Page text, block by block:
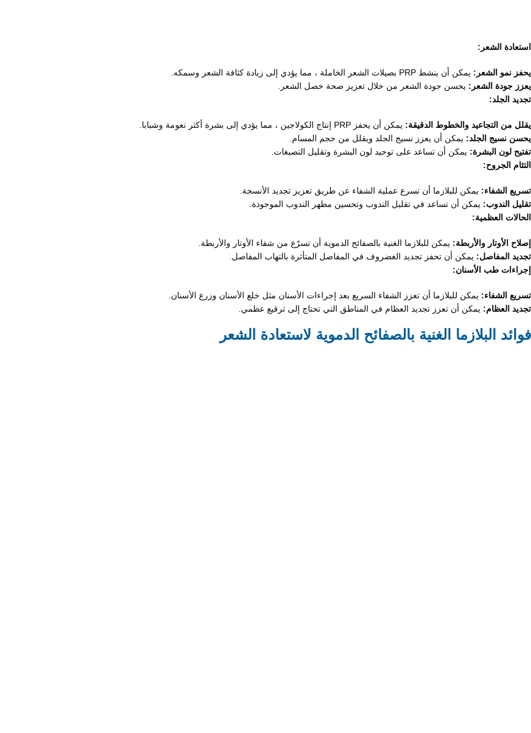
استعادة الشعر:
يحفز نمو الشعر: يمكن أن ينشط PRP بصيلات الشعر الخاملة ، مما يؤدي إلى زيادة كثافة الشعر وسمكه.
يعزز جودة الشعر: يحسن جودة الشعر من خلال تعزيز صحة خصل الشعر.
تجديد الجلد:
يقلل من التجاعيد والخطوط الدقيقة: يمكن أن يحفز PRP إنتاج الكولاجين ، مما يؤدي إلى بشرة أكثر نعومة وشبابا.
يحسن نسيج الجلد: يمكن أن يعزز نسيج الجلد ويقلل من حجم المسام.
تفتيح لون البشرة: يمكن أن تساعد على توحيد لون البشرة وتقليل التصبغات.
التئام الجروح:
تسريع الشفاء: يمكن للبلازما أن تسرع عملية الشفاء عن طريق تعزيز تجديد الأنسجة.
تقليل الندوب: يمكن أن تساعد في تقليل الندوب وتحسين مظهر الندوب الموجودة.
الحالات العظمية:
إصلاح الأوتار والأربطة: يمكن للبلازما الغنية بالصفائح الدموية أن تسرّع من شفاء الأوتار والأربطة.
تجديد المفاصل: يمكن أن تحفز تجديد الغضروف في المفاصل المتأثرة بالتهاب المفاصل.
إجراءات طب الأسنان:
تسريع الشفاء: يمكن للبلازما أن تعزز الشفاء السريع بعد إجراءات الأسنان مثل خلع الأسنان وزرع الأسنان.
تجديد العظام: يمكن أن تعزز تجديد العظام في المناطق التي تحتاج إلى ترقيع عظمي.
فوائد البلازما الغنية بالصفائح الدموية لاستعادة الشعر